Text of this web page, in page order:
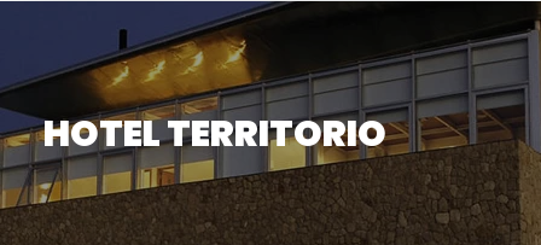
HOTEL TERRITORIO